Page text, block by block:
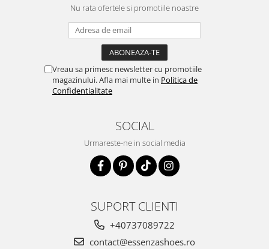
Nu rata ofertele si promotiile noastre
Vreau sa primesc newsletter cu promotiile
magazinului. Afla mai multe in Politica de
Confidentialitate
SOCIAL
Urmareste-ne in social media
SUPORT CLIENTI
+40737089722
contact@essenzashoes.ro